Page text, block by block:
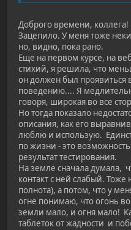
Доброго времени, коллега!
Зацепило. У меня тоже
но, видно, пока рано.
Еще на первом курсе, на
стихий, я решила, что
он должен был проявиться
поведению.... Я
говоря, широкая во все
Но тогда показало
описания, как его
люблю и использую.
по жизни - это
результат тестирования.
На земле сначала думала,
контакт с ней слабый. Тоже
полнота), а потом, что у
огне понимаю, что огонь
земли мало, и огня мало!
таблеток от жадности и